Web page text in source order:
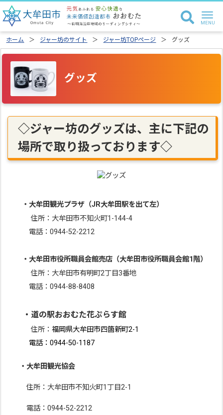
ホーム ジャー坊のサイト ジャー坊TOPページ グッズ
グッズ
◇ジャー坊のグッズは、主に下記の
場所で取り扱っております◇
・大牟田観光プラザ （JR大牟田駅を出て左）
住所：大牟田市不知火町1-144-4
電話：0944-52-2212
・ 大牟田市役所職員会館売店 （大牟田市役所職員会館1階）
住所：大牟田市有明町2丁目3番地
電話：0944-88-8408
・道の駅おおむた花ぷらす館
住所：福岡県大牟田市四箇新町2-1
電話：0944-50-1187
・大牟田観光協会
住所：大牟田市不知火町1丁目2-1
電話：0944-52-2212